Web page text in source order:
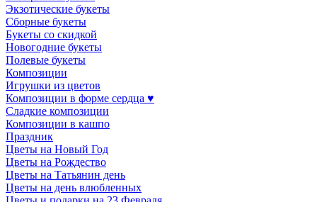
Экзотические букеты
Сборные букеты
Букеты со скидкой
Новогодние букеты
Полевые букеты
Композиции
Игрушки из цветов
Композиции в форме сердца ♥
Сладкие композиции
Композиции в кашпо
Праздник
Цветы на Новый Год
Цветы на Рождество
Цветы на Татьянин день
Цветы на день влюбленных